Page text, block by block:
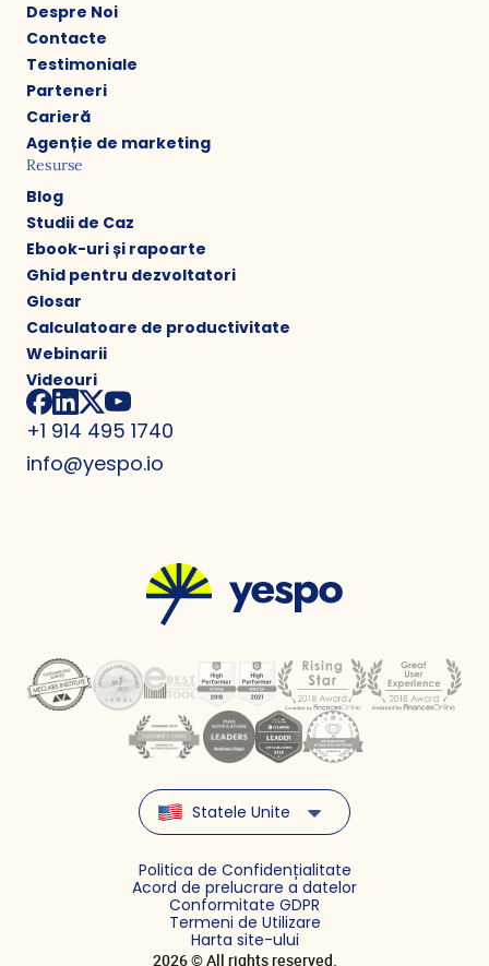
Despre Noi
Contacte
Testimoniale
Parteneri
Carieră
Agenție de marketing
Resurse
Blog
Studii de Caz
Ebook-uri și rapoarte
Ghid pentru dezvoltatori
Glosar
Calculatoare de productivitate
Webinarii
Videouri
+1 914 495 1740
info@yespo.io
Statele Unite
2026 © All rights reserved.
Politica de Confidențialitate
Acord de prelucrare a datelor
Conformitate GDPR
Termeni de Utilizare
Harta site-ului